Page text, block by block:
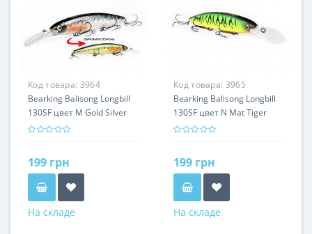
Код товара: 3964
Bearking Balisong Longbill
130SF цвет M Gold Silver
199 грн
На складе
Код товара: 3965
Bearking Balisong Longbill
130SF цвет N Mat Tiger
199 грн
На складе